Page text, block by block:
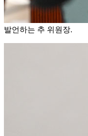
발언하는 추 위원장.